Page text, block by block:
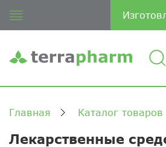
Главная Каталог товаров
Лекарственные